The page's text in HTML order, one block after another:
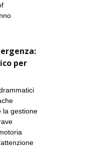
per
la gestione